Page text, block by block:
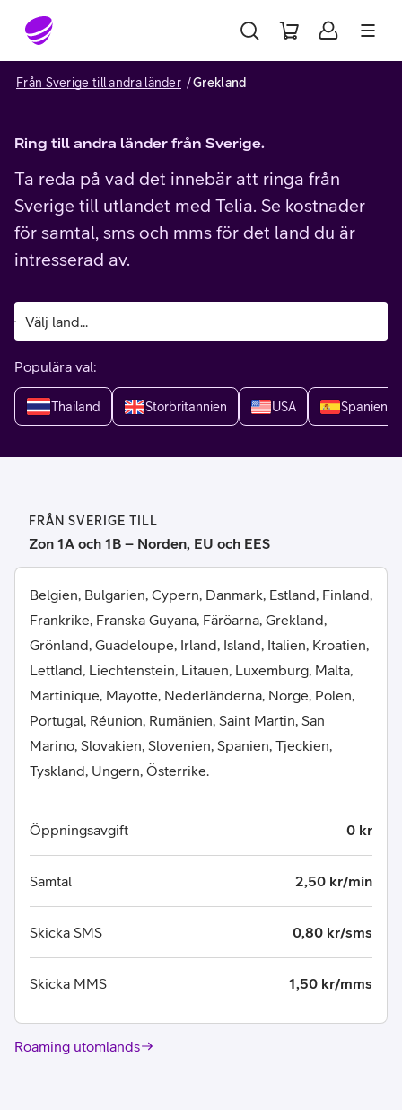
Gå till sidans innehåll
Från Sverige till andra länder Grekland
Ring till andra länder från Sverige.
Ta reda på vad det innebär att ringa från
Sverige till utlandet med Telia. Se kostnader
för samtal, sms och mms för det land du är
intresserad av.
Populära val:
Thailand Storbritannien USA Spanien
FRÅN SVERIGE TILL
Zon 1A och 1B – Norden, EU och EES
Belgien, Bulgarien, Cypern, Danmark, Estland, Finland,
Frankrike, Franska Guyana, Färöarna, Grekland,
Grönland, Guadeloupe, Irland, Island, Italien, Kroatien,
Lettland, Liechtenstein, Litauen, Luxemburg, Malta,
Martinique, Mayotte, Nederländerna, Norge, Polen,
Portugal, Réunion, Rumänien, Saint Martin, San
Marino, Slovakien, Slovenien, Spanien, Tjeckien,
Tyskland, Ungern, Österrike.
Öppningsavgift 0 kr
Samtal 2,50 kr/min
Skicka SMS 0,80 kr/sms
Skicka MMS 1,50 kr/mms
Roaming utomlands